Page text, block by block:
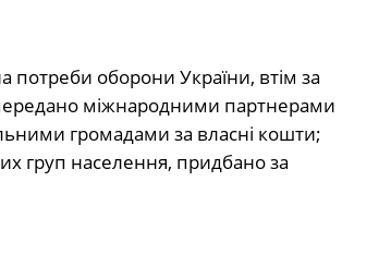
потреби оборони України, втім за
міжнародними партнерами
громадами за власні кошти;
груп населення, придбано за